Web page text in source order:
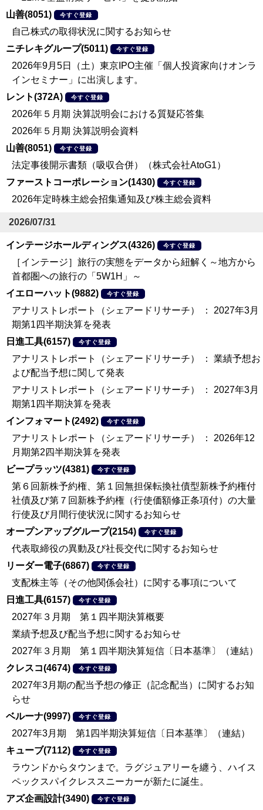
山善(8051)
今すぐ登録
自己株式の取得状況に関するお知らせ
ニチレキグループ(5011)
今すぐ登録
2026年9月5日（土）東京IPO主催「個人投資家向けオンラ
インセミナー」に出演します。
レント(372A)
今すぐ登録
2026年５月期 決算説明会における質疑応答集
2026年５月期 決算説明会資料
山善(8051)
今すぐ登録
法定事後開示書類（吸収合併）（株式会社AtoG1）
ファーストコーポレーション(1430)
今すぐ登録
2026年定時株主総会招集通知及び株主総会資料
2026/07/31
インテージホールディングス(4326) 今すぐ登録
［インテージ］旅行の実態をデータから紐解く～地方から
首都圏への旅行の「5W1H」～
イエローハット(9882)
今すぐ登録
アナリストレポート（シェアードリサーチ） ： 2027年3月
期第1四半期決算を発表
日進工具(6157)
今すぐ登録
アナリストレポート（シェアードリサーチ） ： 業績予想お
よび配当予想に関して発表
アナリストレポート（シェアードリサーチ） ： 2027年3月
期第1四半期決算を発表
インフォマート(2492)
今すぐ登録
アナリストレポート（シェアードリサーチ） ： 2026年12
月期第2四半期決算を発表
ビープラッツ(4381)
今すぐ登録
第６回新株予約権、第１回無担保転換社債型新株予約権付
社債及び第７回新株予約権（行使価額修正条項付）の大量
行使及び月間行使状況に関するお知らせ
オープンアップグループ(2154)
今すぐ登録
代表取締役の異動及び社長交代に関するお知らせ
リーダー電子(6867)
今すぐ登録
支配株主等（その他関係会社）に関する事項について
日進工具(6157)
今すぐ登録
2027年３月期 第１四半期決算概要
業績予想及び配当予想に関するお知らせ
2027年３月期 第１四半期決算短信〔日本基準〕（連結）
クレスコ(4674)
今すぐ登録
2027年3月期の配当予想の修正（記念配当）に関するお知
らせ
ベルーナ(9997)
今すぐ登録
2027年3月期 第1四半期決算短信〔日本基準〕（連結）
キューブ(7112)
今すぐ登録
ラウンドからタウンまで。ラグジュアリーを纏う、ハイス
ペックスパイクレススニーカーが新たに誕生。
アズ企画設計(3490)
今すぐ登録